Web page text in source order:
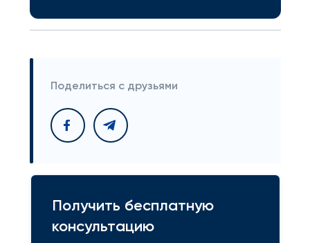
Поделиться с друзьями
Получить бесплатную
консультацию